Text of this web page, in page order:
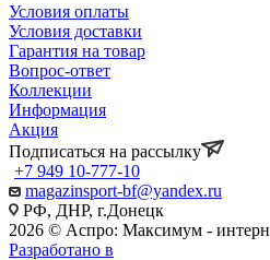
Условия оплаты
Условия доставки
Гарантия на товар
Вопрос-ответ
Коллекции
Информация
Акция
Подписаться на рассылку
+7 949 10-777-10
magazinsport-bf@yandex.ru
РФ, ДНР, г.Донецк
2026 © Аспро: Максимум -
Разработано в